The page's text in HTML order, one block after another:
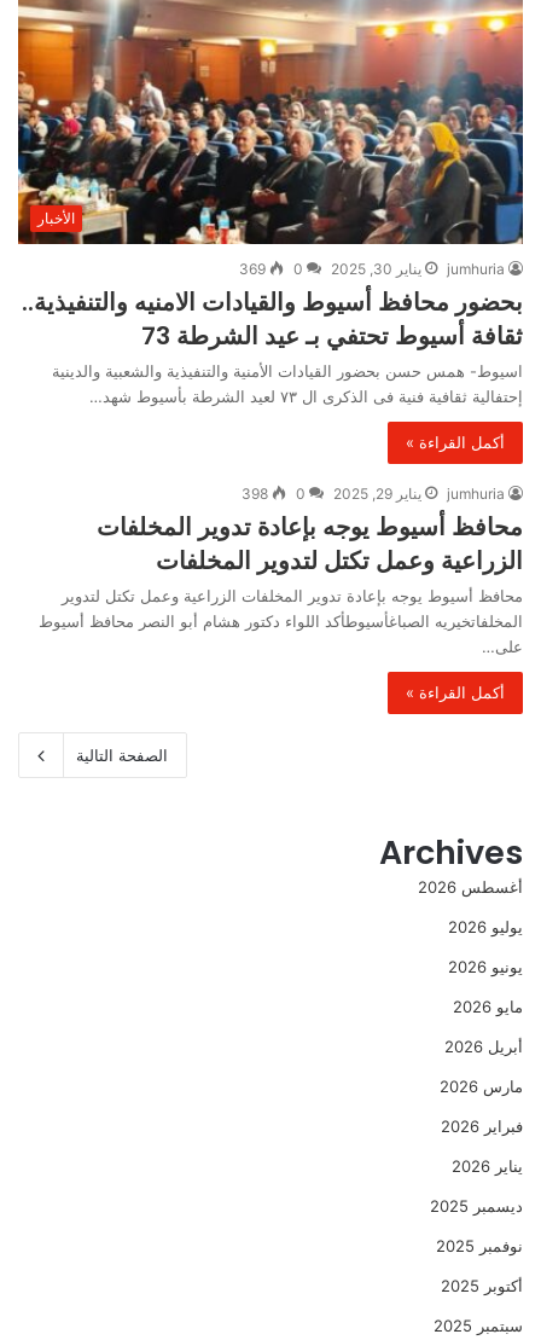
الأخبار
jumhuria يناير 30, 2025 0
369
بحضور محافظ أسيوط والقيادات الامنيه والتنفيذية..
ثقافة أسيوط تحتفي بـ عيد الشرطة 73
اسيوط- همس حسن بحضور القيادات الأمنية والتنفيذية والشعبية والدينية
إحتفالية ثقافية فنية فى الذكرى ال ٧٣ لعيد الشرطة بأسيوط شهد…
أكمل القراءة »
jumhuria يناير 29, 2025 0
398
محافظ أسيوط يوجه بإعادة تدوير المخلفات
الزراعية وعمل تكتل لتدوير المخلفات
محافظ أسيوط يوجه بإعادة تدوير المخلفات الزراعية وعمل تكتل لتدوير
المخلفاتخيريه الصباغأسيوطأكد اللواء دكتور هشام أبو النصر محافظ أسيوط
على…
أكمل القراءة »
الصفحة التالية
Archives
أغسطس 2026
يوليو 2026
يونيو 2026
مايو 2026
أبريل 2026
مارس 2026
فبراير 2026
يناير 2026
ديسمبر 2025
نوفمبر 2025
أكتوبر 2025
سبتمبر 2025